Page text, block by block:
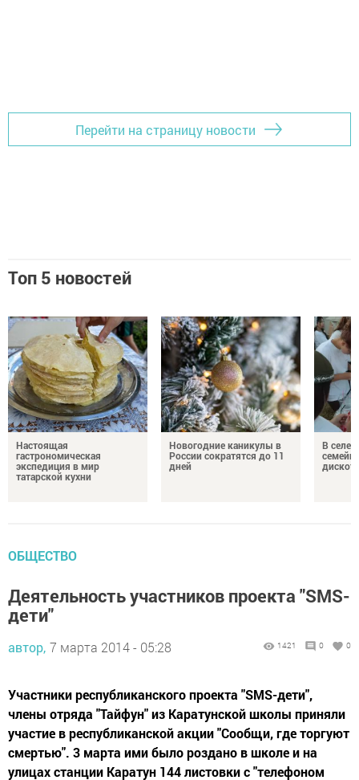
Перейти на страницу новости
Топ 5 новостей
Настоящая
гастрономическая
экспедиция в мир
татарской кухни
Новогодние каникулы в
России сократятся до 11
дней
В селе
ОБЩЕСТВО
Деятельность участников проекта "SMS-
дети"
автор, 7 марта 2014 - 05:28 1421 0 0
Участники республиканского проекта "SMS-дети",
члены отряда "Тайфун" из Каратунской школы приняли
участие в республиканской акции "Сообщи, где торгуют
смертью". 3 марта ими было роздано в школе и на
улицах станции Каратун 144 листовки с "телефоном